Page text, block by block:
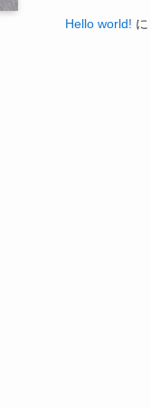
Hello world! に